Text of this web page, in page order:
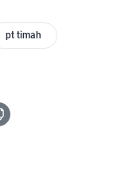
pt timah